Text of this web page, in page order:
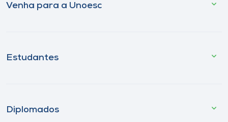
Venha para a Unoesc
Estudantes
Diplomados